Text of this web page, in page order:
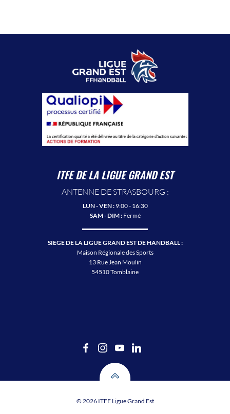
ITFE DE LA LIGUE GRAND EST
ANTENNE DE STRASBOURG :
LUN - VEN : 9:00 - 16:30
SAM - DIM :Fermé
SIEGE DE LA LIGUE GRAND EST DE HANDBALL :
Maison Régionale des Sports
13 Rue Jean Moulin
54510 Tomblaine
© 2026 ITFE Ligue Grand Est